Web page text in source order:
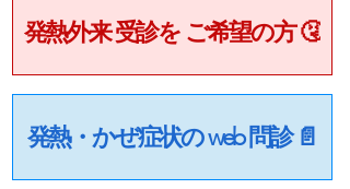
発熱外来 受診を ご希望の方 🤧
発熱・かぜ症状の web 問診 📄